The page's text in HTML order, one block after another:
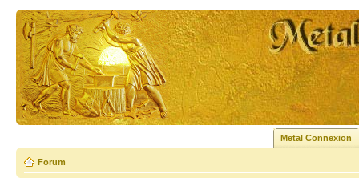
Metal Connexion
Forum